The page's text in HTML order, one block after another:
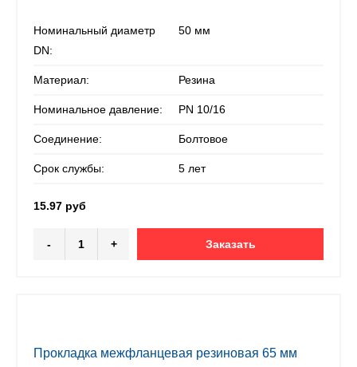
Номинальный диаметр
DN:
50 мм
Материал: Резина
Номинальное давление: PN 10/16
Соединение: Болтовое
Срок службы: 5 лет
15.97 руб
- + Заказать
Прокладка межфланцевая резиновая 65 мм